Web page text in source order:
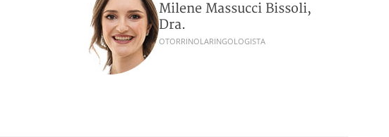
Milene Massucci Bissoli,
Dra.
OTORRINOLARINGOLOGISTA